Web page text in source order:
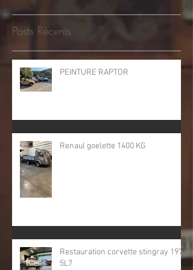
Posts Récents
PEINTURE RAPTOR
Renaul goelette 1400 KG
Restauration corvette stingray 1974
5L7